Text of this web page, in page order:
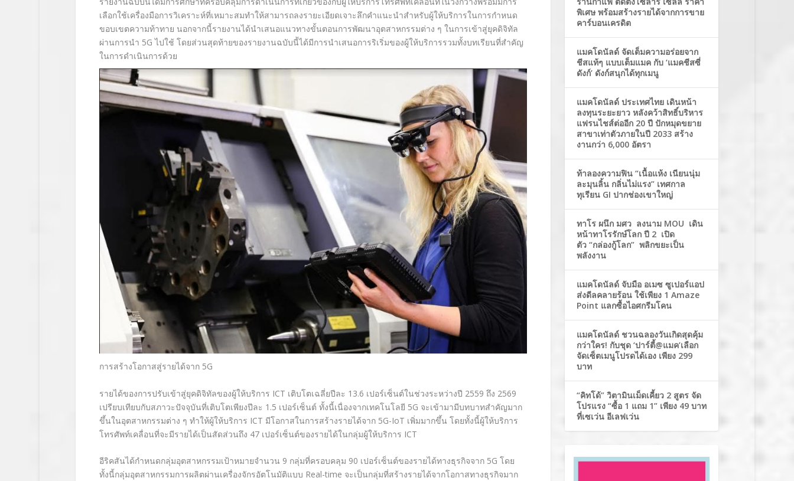
เลือกใช้เครื่องมือการวิเคราะห์ที่เหมาะสมทำให้สามารถลงรายะเอียดเจาะลึกคำแนะนำสำหรับผู้ให้บริการในการกำหนด
ขอบเขตความท้าทาย นอกจากนี้รายงานได้นำเสนอแนวทางขั้นตอนการพัฒนาอุตสาหกรรมต่าง ๆ ในการเข้าสู่ยุคดิจิทัล
ผ่านการนำ 5G ไปใช้ โดยส่วนสุดท้ายของรายงานฉบับนี้ได้มีการนำเสนอการริเริ่มของผู้ให้บริการรวมทั้งบทเรียนที่สำคัญ
ในการดำเนินการด้วย
การสร้างโอกาสสู่รายได้จาก 5G
รายได้ของการปรับเข้าสู่ยุคดิจิทัลของผู้ให้บริการ ICT เติบโตเฉลี่ยปีละ 13.6 เปอร์เซ็นต์ในช่วงระหว่างปี 2559 ถึง 2569
เปรียบเทียบกับสภาวะปัจจุบันที่เติบโตเพียงปีละ 1.5 เปอร์เซ็นต์ ทั้งนี้เนื่องจากเทคโนโลยี 5G จะเข้ามามีบทบาทสำคัญมาก
ขึ้นในอุตสาหกรรมต่าง ๆ ทำให้ผู้ให้บริการ ICT มีโอกาสในการสร้างรายได้จาก 5G-IoT เพิ่มมากขึ้น โดยทั้งนี้ผู้ให้บริการ
โทรศัพท์เคลื่อนที่จะมีรายได้เป็นสัดส่วนถึง 47 เปอร์เซ็นต์ของรายได้ในกลุ่มผู้ให้บริการ ICT
อีริคสันได้กำหนดกลุ่มอุตสาหกรรมเป้าหมายจำนวน 9 กลุ่มที่ครอบคลุม 90 เปอร์เซ็นต์ของรายได้ทางธุรกิจจาก 5G โดย
ทั้งนี้กลุ่มอุตสาหกรรมการผลิตผ่านเครื่องจักรอัตโนมัติแบบ Real-time จะเป็นกลุ่มที่สร้างรายได้จากโอกาสทางธุรกิจมาก
พิเศษ พร้อมสร้างรายได้จากการขาย
คาร์บอนเครดิต
แมคโดนัลด์ จัดเต็มความอร่อยจาก
ชีสแท้ๆ แบบเต็มแมค กับ ‘แมคชีสซี่
ดังก์’ ดังก์สนุกได้ทุกเมนู
แมคโดนัลด์ ประเทศไทย เดินหน้า
ลงทุนระยะยาว หลังคว้าสิทธิ์บริหาร
แฟรนไชส์ต่ออีก 20 ปี ปักหมุดขยาย
สาขาเท่าตัวภายในปี 2033 สร้าง
งานกว่า 6,000 อัตรา
ท้าลองความฟิน “เนื้อแห้ง เนียนนุ่ม
ละมุนลิ้น กลิ่นไม่แรง” เทศกาล
ทุเรียน GI ปากช่องเขาใหญ่
ทาโร ผนึก มศว ลงนาม MOU เดิน
หน้าทาโรรักษ์โลก ปี 2 เปิด
ตัว “กล่องกู้โลก” พลิกขยะเป็น
พลังงาน
แมคโดนัลด์ จับมือ อเมซ ซูเปอร์แอป
ส่งดีลคลายร้อน ใช้เพียง 1 Amaze
Point แลกซื้อไอศกรีมโคน
แมคโดนัลด์ ชวนฉลองวันเกิดสุดคุ้ม
กว่าใคร! กับชุด ‘ปาร์ตี้@แมค’เลือก
จัดเซ็ตเมนูโปรดได้เอง เพียง 299
บาท
“คิทโด้” วิตามินเม็ดเคี้ยว 2 สูตร จัด
โปรแรง “ซื้อ 1 แถม 1” เพียง 49 บาท
ที่เซเว่น อีเลฟเว่น